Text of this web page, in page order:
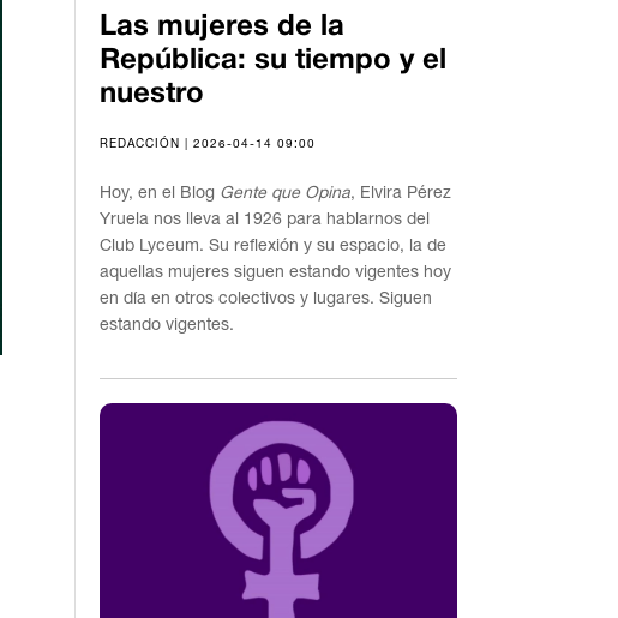
Las mujeres de la
República: su tiempo y el
nuestro
REDACCIÓN | 2026-04-14 09:00
Hoy, en el Blog Gente que Opina, Elvira Pérez
Yruela nos lleva al 1926 para hablarnos del
Club Lyceum. Su reflexión y su espacio, la de
aquellas mujeres siguen estando vigentes hoy
en día en otros colectivos y lugares. Siguen
estando vigentes.